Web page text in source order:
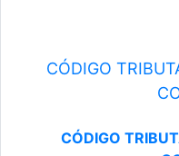
CÓDIGO
CÓDIGO